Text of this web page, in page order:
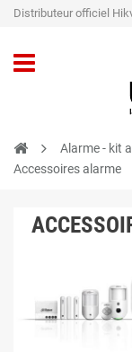
Alarme - kit
Accessoires alarme